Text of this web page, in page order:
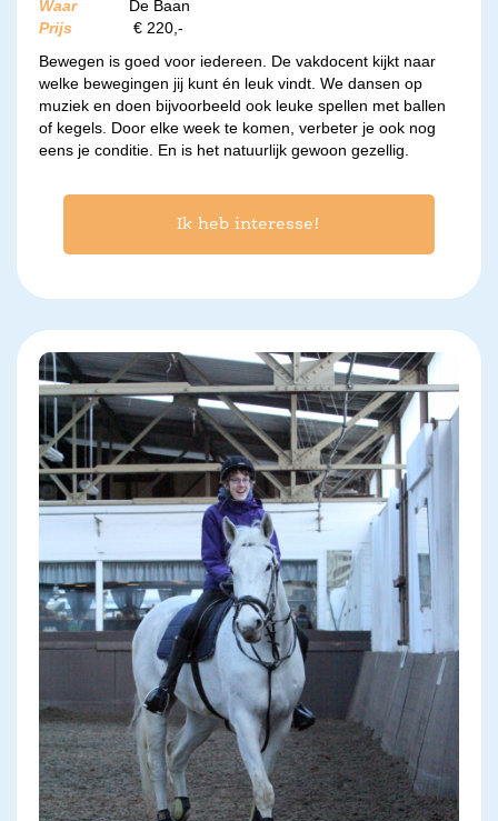
Waar
De Baan
Prijs
€ 220,-
Bewegen is goed voor iedereen. De vakdocent kijkt naar
welke bewegingen jij kunt én leuk vindt. We dansen op
muziek en doen bijvoorbeeld ook leuke spellen met ballen
of kegels. Door elke week te komen, verbeter je ook nog
eens je conditie. En is het natuurlijk gewoon gezellig.
Ik heb interesse!